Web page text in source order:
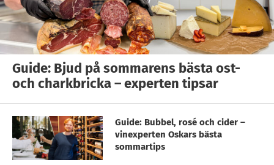
Guide: Bjud på sommarens bästa ost-
och charkbricka – experten tipsar
Guide: Bubbel, rosé och cider –
vinexperten Oskars bästa
sommartips